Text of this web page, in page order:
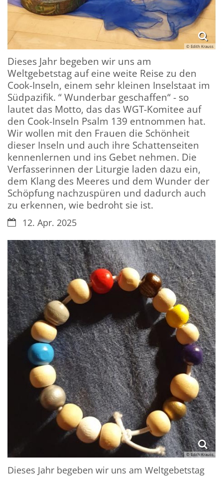
© Edith Krauss
Dieses Jahr begeben wir uns am
Weltgebetstag auf eine weite Reise zu den
Cook-Inseln, einem sehr kleinen Inselstaat im
Südpazifik. “ Wunderbar geschaffen“ - so
lautet das Motto, das das WGT-Komitee auf
den Cook-Inseln Psalm 139 entnommen hat.
Wir wollen mit den Frauen die Schönheit
dieser Inseln und auch ihre Schattenseiten
kennenlernen und ins Gebet nehmen. Die
Verfasserinnen der Liturgie laden dazu ein,
dem Klang des Meeres und dem Wunder der
Schöpfung nachzuspüren und dadurch auch
zu erkennen, wie bedroht sie ist.
Datum:12. Apr. 2025
© Edith Krauss
Dieses Jahr begeben wir uns am Weltgebetstag